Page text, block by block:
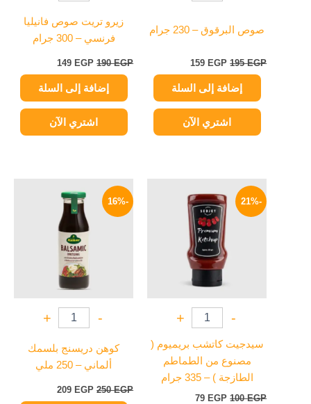
صوص البرقوق – 230 جرام
195EGP
159 EGP
إضافة إلى السلة
اشتري الآن
زيرو تريت صوص فانيليا
فرنسي – 300 جرام
190EGP
149 EGP
إضافة إلى السلة
اشتري الآن
-21%
-
+
سيدجيت كاتشب بريميوم (
مصنوع من الطماطم
الطازجة ) – 335 جرام
100EGP
الأصلي
هو:
100 EGP.
79 EGP
الحالي
هو:
79 EGP.
-16%
-
+
كوهن دريسنج بلسمك
ألماني – 250 ملي
250EGP
الأصلي
هو:
250 EGP.
209 EGP